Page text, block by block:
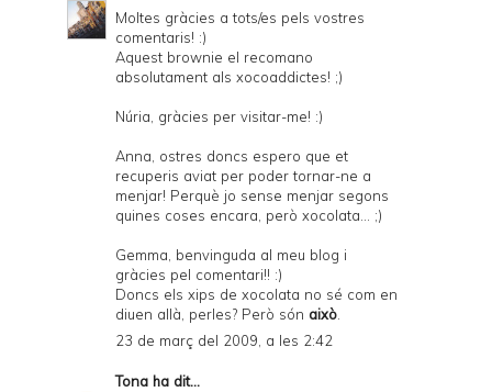
Moltes gràcies a tots/es pels vostres
comentaris! :)
Aquest brownie el recomano
absolutament als xocoaddictes! ;)
Núria, gràcies per visitar-me! :)
Anna, ostres doncs espero que et
recuperis aviat per poder tornar-ne a
menjar! Perquè jo sense menjar segons
quines coses encara, però xocolata... ;)
Gemma, benvinguda al meu blog i
gràcies pel comentari!! :)
Doncs els xips de xocolata no sé com en
diuen allà, perles? Però són això
23 de març del 2009, a les 2:42
Tona ha dit...